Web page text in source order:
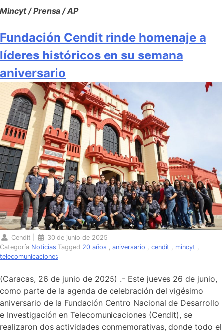
Mincyt / Prensa / AP
Fundación Cendit rinde homenaje a
líderes históricos en su semana
aniversario
Cendit
30 de junio de 2025
Categoría Noticias Tagged 20 años , aniversario , cendit , mincyt ,
telecomunicaciones
(Caracas, 26 de junio de 2025) .- Este jueves 26 de junio,
como parte de la agenda de celebración del vigésimo
aniversario de la Fundación Centro Nacional de Desarrollo
e Investigación en Telecomunicaciones (Cendit), se
realizaron dos actividades conmemorativas, donde todo el